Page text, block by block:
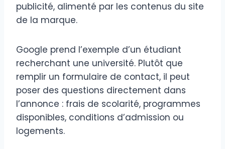
publicité, alimenté par les contenus du site
de la marque.
Google prend l’exemple d’un étudiant
recherchant une université. Plutôt que
remplir un formulaire de contact, il peut
poser des questions directement dans
l’annonce : frais de scolarité, programmes
disponibles, conditions d’admission ou
logements.